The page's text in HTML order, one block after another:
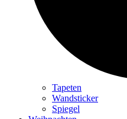
Tapeten
Wandsticker
Spiegel